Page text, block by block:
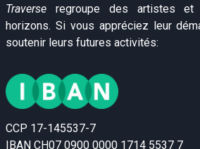
Traverse regroupe des artistes et
horizons. Si vous appréciez leur
soutenir leurs futures activités:
CCP 17-145537-7
IBAN CH07 0900 0000 1714 5537 7